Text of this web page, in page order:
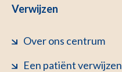
Verwijzen
Over ons centrum
Een patiënt verwijzen